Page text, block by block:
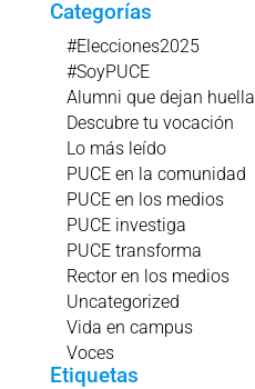
Categorías
#Elecciones2025
#SoyPUCE
Alumni que dejan huella
Descubre tu vocación
Lo más leído
PUCE en la comunidad
PUCE en los medios
PUCE investiga
PUCE transforma
Rector en los medios
Uncategorized
Vida en campus
Voces
Etiquetas